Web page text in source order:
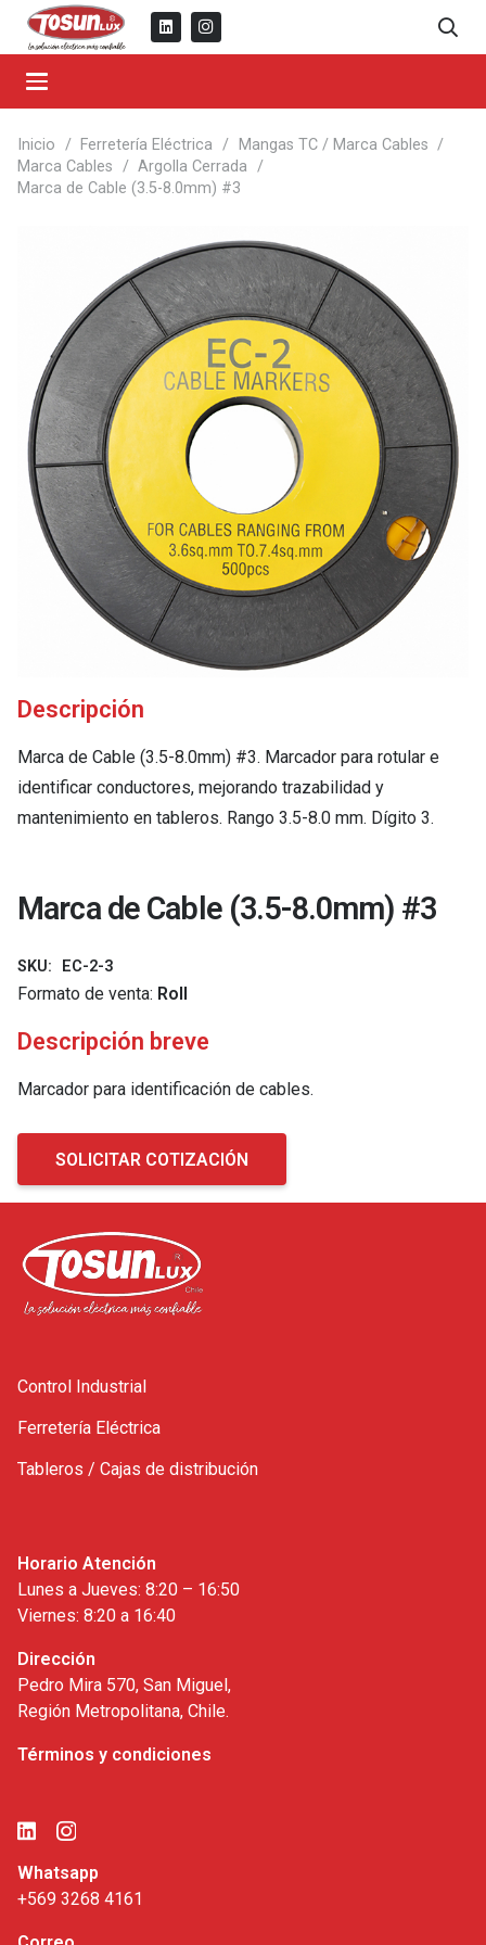
Inicio / Ferretería Eléctrica / Mangas TC / Marca Cables /
Marca Cables / Argolla Cerrada /
Marca de Cable (3.5-8.0mm) #3
Descripción
Marca de Cable (3.5-8.0mm) #3. Marcador para rotular e
identificar conductores, mejorando trazabilidad y
mantenimiento en tableros. Rango 3.5-8.0 mm. Dígito 3.
Marca de Cable (3.5-8.0mm) #3
SKU: EC-2-3
Formato de venta: Roll
Descripción breve
Marcador para identificación de cables.
SOLICITAR COTIZACIÓN
Control Industrial
Ferretería Eléctrica
Tableros / Cajas de distribución
Horario Atención
Lunes a Jueves: 8:20 – 16:50
Viernes: 8:20 a 16:40
Dirección
Pedro Mira 570, San Miguel,
Región Metropolitana, Chile.
Términos y condiciones
Whatsapp
+569 3268 4161